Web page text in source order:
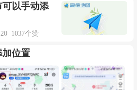
以手动添
1037个赞
加位置